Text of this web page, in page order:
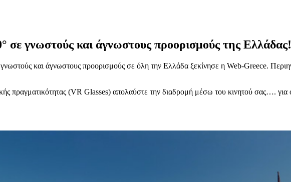
σε γνωστούς και άγνωστους προορισμούς της Ελλάδας!
και άγνωστους προορισμούς σε όλη την Ελλάδα ξεκίνησε η Web-Greece.
πραγματικότητας (VR Glasses) απολαύστε την διαδρομή μέσω του κινητού σας….